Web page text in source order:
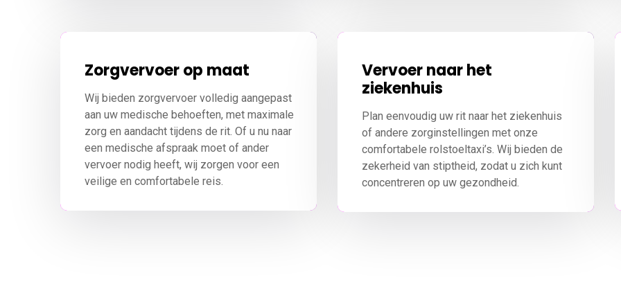
Zorgvervoer op maat
Wij bieden zorgvervoer volledig aangepast
aan uw medische behoeften, met maximale
zorg en aandacht tijdens de rit. Of u nu naar
een medische afspraak moet of ander
vervoer nodig heeft, wij zorgen voor een
veilige en comfortabele reis.
Vervoer naar het
ziekenhuis
Plan eenvoudig uw rit naar het ziekenhuis
of andere zorginstellingen met onze
comfortabele rolstoeltaxi’s. Wij bieden de
zekerheid van stiptheid, zodat u zich kunt
concentreren op uw gezondheid.